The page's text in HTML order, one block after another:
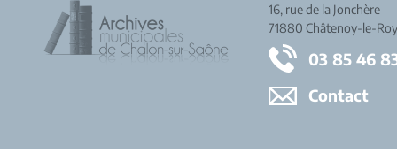
16, rue de la Jonchère
71880 Châtenoy-le-
03 85 46
Contact